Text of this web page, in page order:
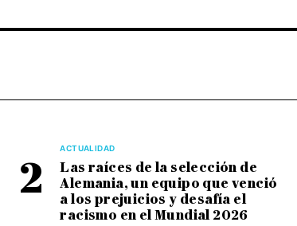
ACTUALIDAD
Las raíces de la selección de
Alemania, un equipo que venció
a los prejuicios y desafía el
racismo en el Mundial 2026